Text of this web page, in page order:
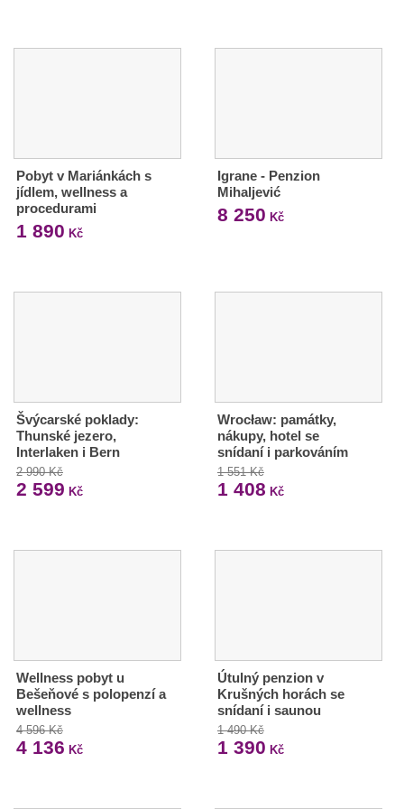
Pobyt v Mariánkách s
jídlem, wellness a
procedurami
1 890 Kč
Igrane - Penzion
Mihaljević
8 250 Kč
Švýcarské poklady:
Thunské jezero,
Interlaken i Bern
2 990 Kč
2 599 Kč
Wrocław: památky,
nákupy, hotel se
snídaní i parkováním
1 551 Kč
1 408 Kč
Wellness pobyt u
Bešeňové s polopenzí a
wellness
4 596 Kč
4 136 Kč
Útulný penzion v
Krušných horách se
snídaní i saunou
1 490 Kč
1 390 Kč